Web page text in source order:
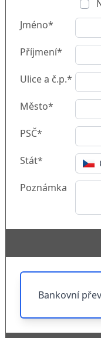
Jméno*
Příjmení*
Ulice a č.p.*
Město*
PSČ*
Stát*
Poznámka
Bankovní